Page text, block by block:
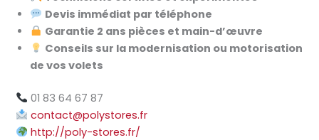
Devis immédiat par téléphone
Garantie 2 ans pièces et main-d’œuvre
Conseils sur la modernisation ou motorisation
de vos volets
01 83 64 67 87
contact@polystores.fr
http://poly-stores.fr/